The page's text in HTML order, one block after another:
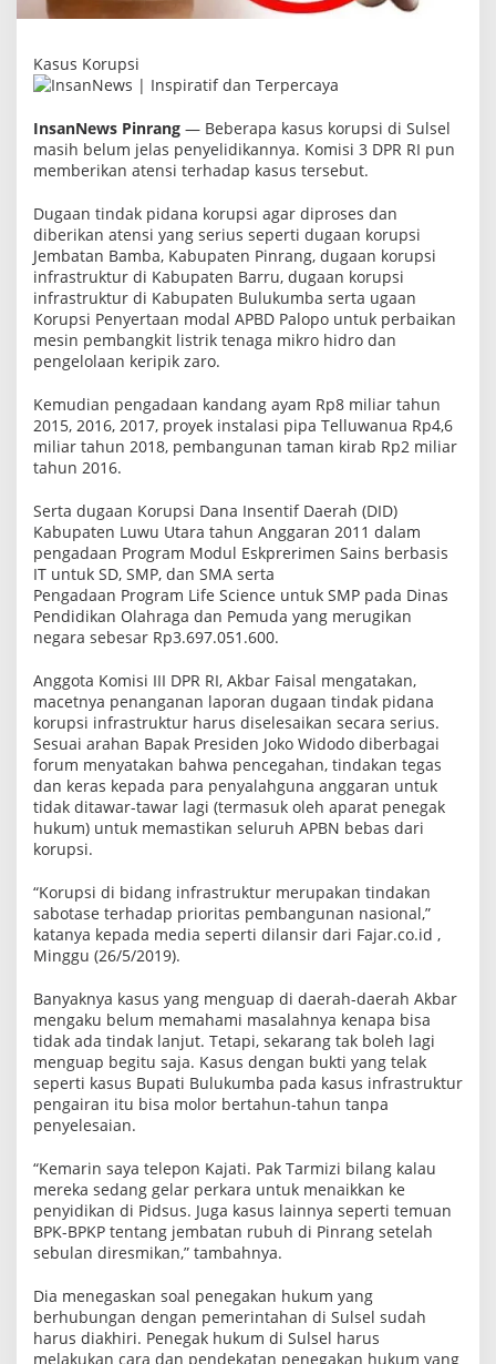
e
l
u
J
e
l
a
P
e
n
y
e
l
i
d
i
k
n
n
y
a
Kasus Korupsi
InsanNews Pinrang — Beberapa kasus korupsi di Sulsel
masih belum jelas penyelidikannya. Komisi 3 DPR RI pun
memberikan atensi terhadap kasus tersebut.
Dugaan tindak pidana korupsi agar diproses dan
diberikan atensi yang serius seperti dugaan korupsi
Jembatan Bamba, Kabupaten Pinrang, dugaan korupsi
infrastruktur di Kabupaten Barru, dugaan korupsi
infrastruktur di Kabupaten Bulukumba serta ugaan
Korupsi Penyertaan modal APBD Palopo untuk perbaikan
mesin pembangkit listrik tenaga mikro hidro dan
pengelolaan keripik zaro.
Kemudian pengadaan kandang ayam Rp8 miliar tahun
2015, 2016, 2017, proyek instalasi pipa Telluwanua Rp4,6
miliar tahun 2018, pembangunan taman kirab Rp2 miliar
tahun 2016.
Serta dugaan Korupsi Dana Insentif Daerah (DID)
Kabupaten Luwu Utara tahun Anggaran 2011 dalam
pengadaan Program Modul Eskprerimen Sains berbasis
IT untuk SD, SMP, dan SMA serta
Pengadaan Program Life Science untuk SMP pada Dinas
Pendidikan Olahraga dan Pemuda yang merugikan
negara sebesar Rp3.697.051.600.
Anggota Komisi III DPR RI, Akbar Faisal mengatakan,
macetnya penanganan laporan dugaan tindak pidana
korupsi infrastruktur harus diselesaikan secara serius.
Sesuai arahan Bapak Presiden Joko Widodo diberbagai
forum menyatakan bahwa pencegahan, tindakan tegas
dan keras kepada para penyalahguna anggaran untuk
tidak ditawar-tawar lagi (termasuk oleh aparat penegak
hukum) untuk memastikan seluruh APBN bebas dari
korupsi.
“Korupsi di bidang infrastruktur merupakan tindakan
sabotase terhadap prioritas pembangunan nasional,”
katanya kepada media seperti dilansir dari Fajar.co.id ,
Minggu (26/5/2019).
Banyaknya kasus yang menguap di daerah-daerah Akbar
mengaku belum memahami masalahnya kenapa bisa
tidak ada tindak lanjut. Tetapi, sekarang tak boleh lagi
menguap begitu saja. Kasus dengan bukti yang telak
seperti kasus Bupati Bulukumba pada kasus infrastruktur
pengairan itu bisa molor bertahun-tahun tanpa
penyelesaian.
“Kemarin saya telepon Kajati. Pak Tarmizi bilang kalau
mereka sedang gelar perkara untuk menaikkan ke
penyidikan di Pidsus. Juga kasus lainnya seperti temuan
BPK-BPKP tentang jembatan rubuh di Pinrang setelah
sebulan diresmikan,” tambahnya.
Dia menegaskan soal penegakan hukum yang
berhubungan dengan pemerintahan di Sulsel sudah
harus diakhiri. Penegak hukum di Sulsel harus
melakukan cara dan pendekatan penegakan hukum yang